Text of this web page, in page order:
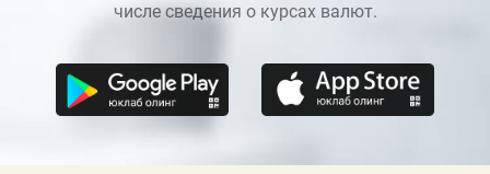
числе сведения о курсах валют.